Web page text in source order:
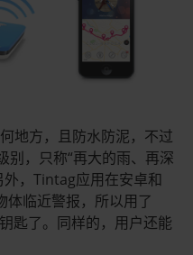
地方，且防水防泥，不过
，只称“再大的雨、再深
，Tintag应用在安卓和
体临近警报，所以用了
匙了。同样的，用户还能